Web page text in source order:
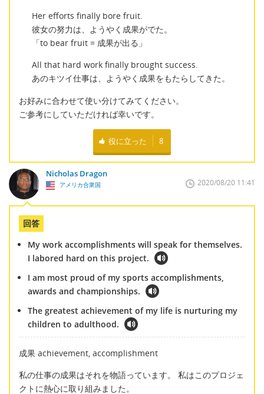
Her efforts finally bore fruit.
彼女の努力は、ようやく成果がでた。
「to bear fruit = 成果が出る」
All that hard work finally brought success.
あのキツイ仕事は、ようやく成果をもたらしてきた。
お好みに合わせて使い分けてみてください。
ご参考にしていただければ幸いです。
役に立った 8
Nicholas Dragon
アメリカ合衆国 2020/08/20 11:41
回答
My work accomplishments will speak for themselves.
I labored hard on this project.
I am most proud of my sports accomplishments,
awards and championships.
The greatest achievement of my life is nurturing my
children to adulthood.
成果 achievement, accomplishment
私の仕事の成果はそれを物語っています。 私はこのプロジェ
クトに熱心に取り組みました。